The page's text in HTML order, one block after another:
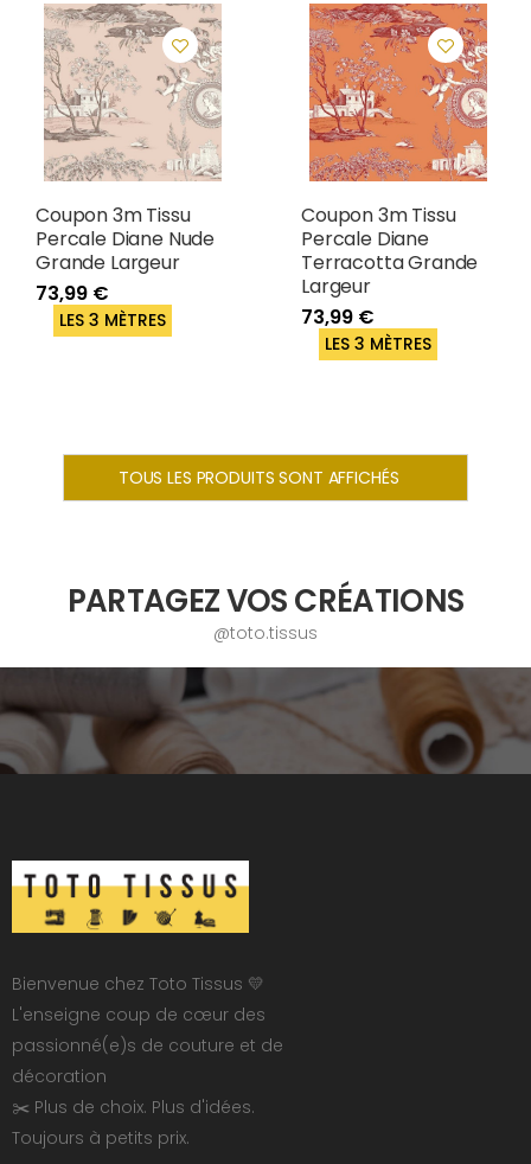
Coupon 3m Tissu
Percale Diane Nude
Grande Largeur
73,99 €
LES 3 MÈTRES
Coupon 3m Tissu
Percale Diane
Terracotta Grande
Largeur
73,99 €
LES 3 MÈTRES
TOUS LES PRODUITS SONT AFFICHÉS
PARTAGEZ VOS CRÉATIONS
@toto.tissus
Bienvenue chez Toto Tissus 💛
L'enseigne coup de cœur des
passionné(e)s de couture et de
décoration
✂️ Plus de choix. Plus d'idées.
Toujours à petits prix.